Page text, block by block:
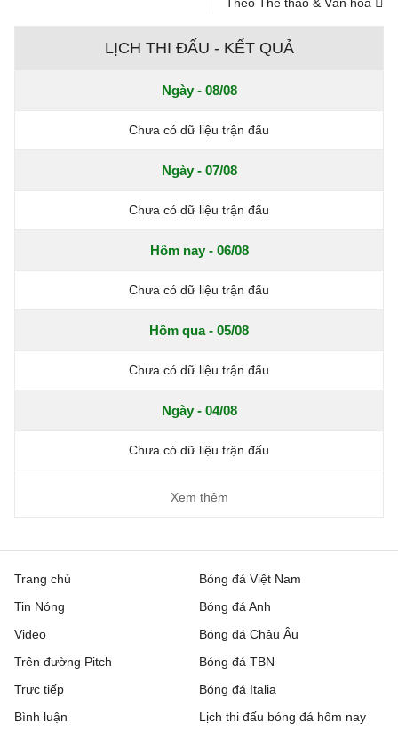
LỊCH THI ĐẤU - KẾT QUẢ
Ngày - 08/08
Chưa có dữ liệu trận đấu
Ngày - 07/08
Chưa có dữ liệu trận đấu
Hôm nay - 06/08
Chưa có dữ liệu trận đấu
Hôm qua - 05/08
Chưa có dữ liệu trận đấu
Ngày - 04/08
Chưa có dữ liệu trận đấu
Xem thêm
Trang chủ
Tin Nóng
Video
Trên đường Pitch
Trực tiếp
Bóng đá Việt Nam
Bóng đá Anh
Bóng đá Châu Âu
Bóng đá TBN
Bóng đá Italia
Bình luận
Lịch thi đấu bóng đá hôm nay